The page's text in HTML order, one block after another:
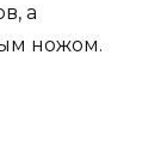
а
ножом.